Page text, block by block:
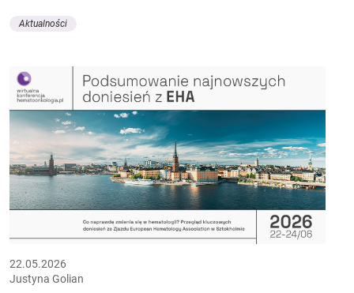
Aktualności
22.05.2026
Justyna Golian